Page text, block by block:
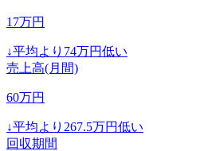
17万円
↓平均より 74万円低い
売上高(月間)
60万円
↓平均より 267.5万円低い
回収期間